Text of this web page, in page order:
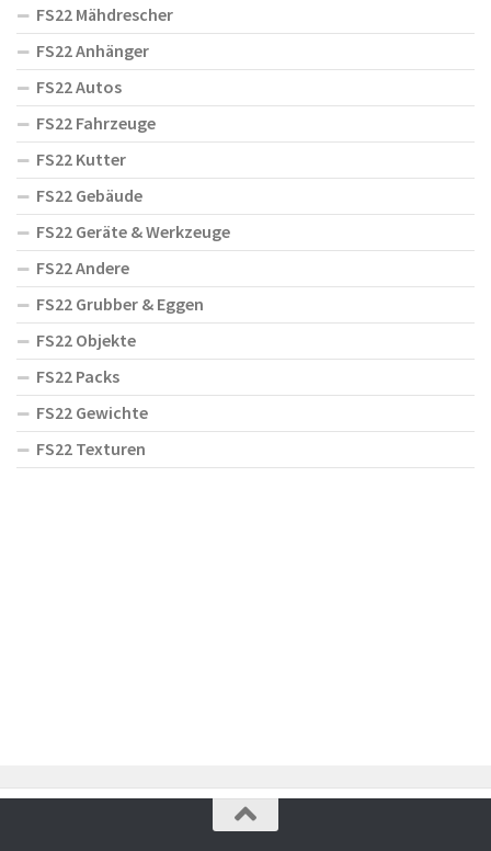
FS22 Mähdrescher
FS22 Anhänger
FS22 Autos
FS22 Fahrzeuge
FS22 Kutter
FS22 Gebäude
FS22 Geräte & Werkzeuge
FS22 Andere
FS22 Grubber & Eggen
FS22 Objekte
FS22 Packs
FS22 Gewichte
FS22 Texturen